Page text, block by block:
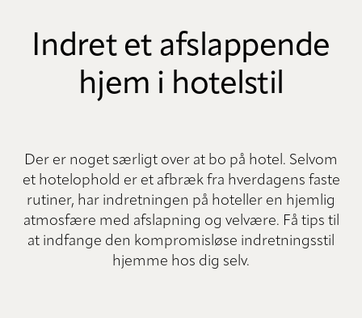
Indret et afslappende
hjem i hotelstil
Der er noget særligt over at bo på hotel. Selvom
et hotelophold er et afbræk fra hverdagens faste
rutiner, har indretningen på hoteller en hjemlig
atmosfære med afslapning og velvære. Få tips til
at indfange den kompromisløse indretningsstil
hjemme hos dig selv.